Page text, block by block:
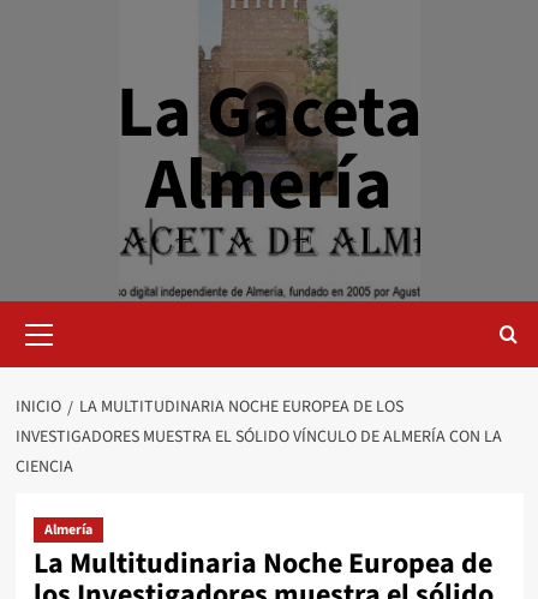
La Gaceta
Almería
primario
INICIO
LA MULTITUDINARIA NOCHE EUROPEA DE LOS
INVESTIGADORES MUESTRA EL SÓLIDO VÍNCULO DE ALMERÍA CON LA
CIENCIA
Almería
La Multitudinaria Noche Europea de